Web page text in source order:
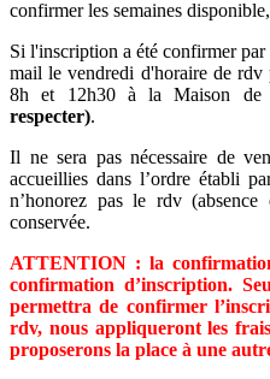
confirmer les semaines
Si l'inscription a été confirmer
mail le vendredi d'horaire de
8h et 12h30 à la Maison de
respecter).
Il ne sera pas nécessaire de
accueillies dans l’ordre établi
n’honorez pas le rdv
conservée.
ATTENTION : la
confirmation d’inscription.
permettra de confirmer
rdv, nous appliqueront les
proposerons la place à une